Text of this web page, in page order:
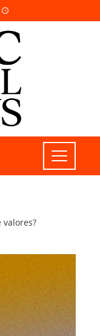
valores?